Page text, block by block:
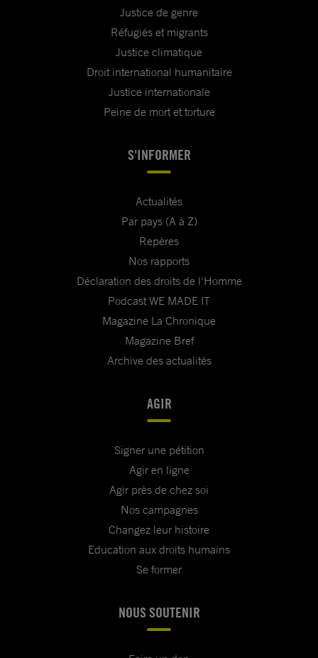
Justice de genre
Réfugiés et migrants
Justice climatique
Droit international humanitaire
Justice internationale
Peine de mort et torture
S'INFORMER
Actualités
Par pays (A à Z)
Repères
Nos rapports
Déclaration des droits de l'Homme
Podcast WE MADE IT
Magazine La Chronique
Magazine Bref
Archive des actualités
AGIR
Signer une pétition
Agir en ligne
Agir près de chez soi
Nos campagnes
Changez leur histoire
Education aux droits humains
Se former
NOUS SOUTENIR